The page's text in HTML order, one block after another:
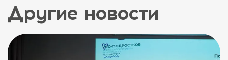
Другие новости